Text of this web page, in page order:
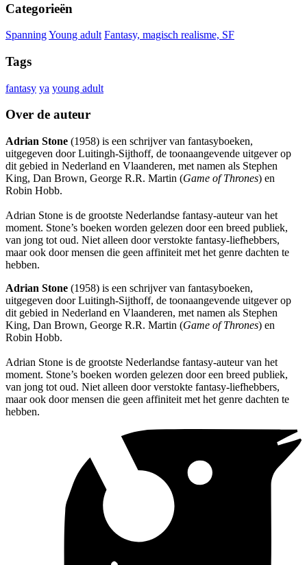
Categorieën
SpanningYoung adult Fantasy, magisch realisme, SF
Tags
fantasy ya young adult
Over de auteur
Adrian Stone (1958) is een schrijver van fantasyboeken,
uitgegeven door Luitingh-Sijthoff, de toonaangevende uitgever op
dit gebied in Nederland en Vlaanderen, met namen als Stephen
King, Dan Brown, George R.R. Martin (Game of Thrones) en
Robin Hobb.
Adrian Stone is de grootste Nederlandse fantasy-auteur van het
moment. Stone’s boeken worden gelezen door een breed publiek,
van jong tot oud. Niet alleen door verstokte fantasy-liefhebbers,
maar ook door mensen die geen affiniteit met het genre dachten te
hebben.
Adrian Stone (1958) is een schrijver van fantasyboeken,
uitgegeven door Luitingh-Sijthoff, de toonaangevende uitgever op
dit gebied in Nederland en Vlaanderen, met namen als Stephen
King, Dan Brown, George R.R. Martin (Game of Thrones) en
Robin Hobb.
Adrian Stone is de grootste Nederlandse fantasy-auteur van het
moment. Stone’s boeken worden gelezen door een breed publiek,
van jong tot oud. Niet alleen door verstokte fantasy-liefhebbers,
maar ook door mensen die geen affiniteit met het genre dachten te
hebben.